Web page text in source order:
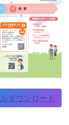
ダウンロード